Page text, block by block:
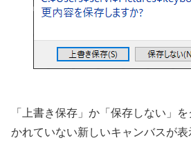
「上書き保存」か「保存しない」
かれていない新しいキャンバスが表